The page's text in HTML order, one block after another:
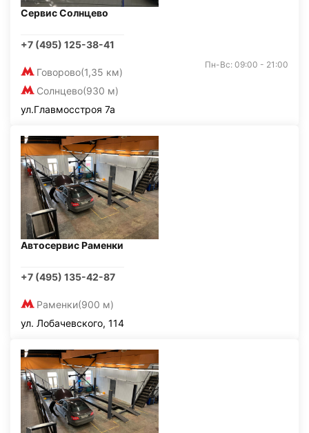
Сервис Солнцево
+7 (495) 125-38-41
Говорово(1,35 км)
Солнцево(930 м)
Пн-Вс: 09:00 - 21:00
ул.Главмосстроя 7а
Автосервис Раменки
+7 (495) 135-42-87
Раменки(900 м)
ул. Лобачевского, 114